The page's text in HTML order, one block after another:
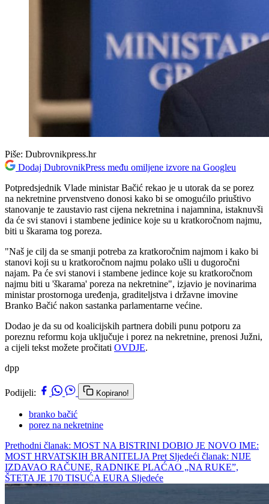
Piše: Dubrovnikpress.hr
Dodaj DubrovnikPress među omiljene izvore na Googleu
Potpredsjednik Vlade ministar Bačić rekao je u utorak da se porez
na nekretnine prvenstveno donosi kako bi se omogućilo priuštivo
stanovanje te zaustavio rast cijena nekretnina i najamnina, istaknuvši
da će svi stanovi i stambene jedinice koje su u kratkoročnom najmu,
biti u škarama tog poreza.
"Naš je cilj da se smanji potreba za kratkoročnim najmom i kako bi
stanovi koji su u kratkoročnom najmu polako ušli u dugoročni
najam. Pa će svi stanovi i stambene jedince koje su kratkoročnom
najmu biti u 'škarama' poreza na nekretnine", izjavio je novinarima
ministar prostornoga uređenja, graditeljstva i državne imovine
Branko Bačić nakon sastanka parlamentarne većine.
Dodao je da su od koalicijskih partnera dobili punu potporu za
poreznu reformu koja uključuje i porez na nekretnine, prenosi Južni,
a cijeli tekst možete pročitati OVDJE.
dpp
Podijeli: Kopirano!
branko bačić
porez na nekretnine
Prethodni članak: MOST NA BISTRINI DOBIO JE NOVO IME:
MOST HRVATSKIH BRANITELJA Pret Sljedeći članak: NIJE
IZDAVAO RAČUNE, RADNIKE PLAĆAO „NA RUKE”,
ŠTETA JE 170 TISUĆA EURA Sljedeće